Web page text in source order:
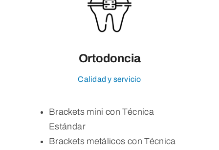
Ortodoncia
Calidad y servicio
Brackets mini con Técnica
Estándar
Brackets metálicos con Técnica